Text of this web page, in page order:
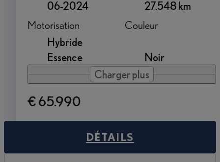
06-2024
27.548 km
Motorisation
Hybride
Essence
Couleur
Noir
Charger plus
€ 65.990
DÉTAILS